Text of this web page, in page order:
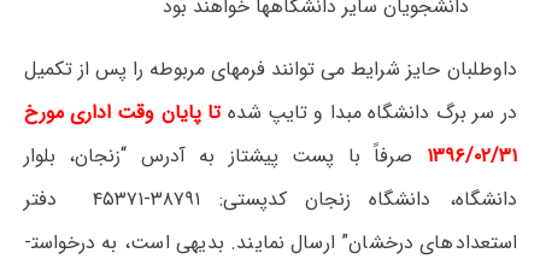
دانشجویان سایر دانشگاهها خواهند بود
داوطلبان حایز شرایط می توانند فرم­های مربوطه را پس از تکمیل
در سر برگ دانشگاه مبدا و تایپ شدهتا پایان وقت اداری مورخ
۱۳۹۶/۰۲/۳۱ صرفاً با پست پیشتاز به آدرس “زنجان، بلوار
دانشگاه، دانشگاه زنجان کدپستی: ۳۸۷۹۱-۴۵۳۷۱ دفتر
استعدادهای درخشان” ارسال نمایند. بدیهی است، به درخواست­